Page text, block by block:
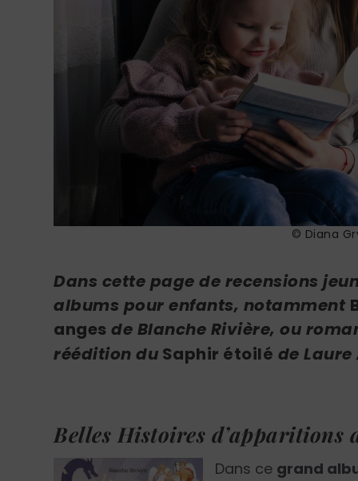
© Diana
Dans cette page de recensions
albums pour enfants, notamment
anges de Blanche Rivière, ou
réédition du Saphir étoilé de Laure
Belles Histoires d’apparitions
Dans ce grand